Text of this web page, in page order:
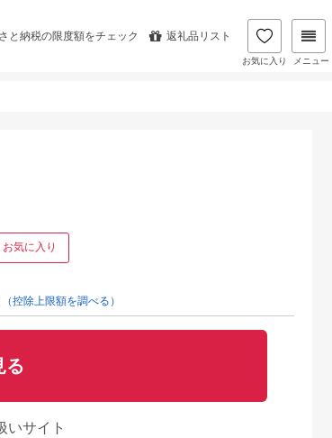
と納税の限度額をチェック 返礼品リスト
お気に入り メニュー
お気に入り
（控除上限額を調べる）
る
いサイト